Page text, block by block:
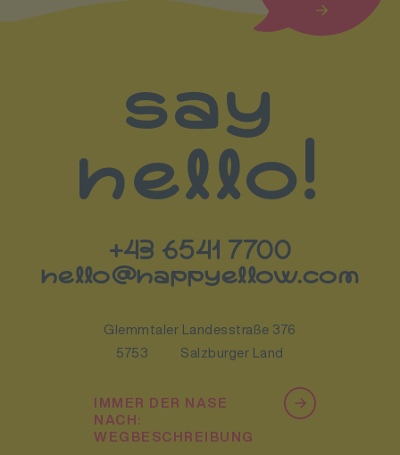
say
hello!
+43 6541 7700
hello@happyellow.com
Glemmtaler Landesstraße 376
5753
Salzburger Land
IMMER DER NASE
NACH:
WEGBESCHREIBUNG